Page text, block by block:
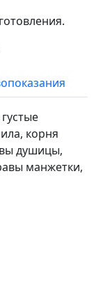
корня
душицы,
манжетки,